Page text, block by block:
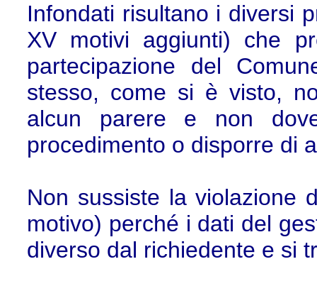
Infondati risultano i diversi
XV motivi aggiunti) che
partecipazione del
stesso, come si è visto,
alcun parere e non
procedimento o disporre di
Non sussiste la violazione
motivo) perché i dati del
diverso dal richiedente e si